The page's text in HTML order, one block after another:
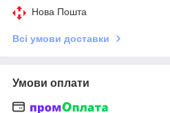
Нова Пошта
Всі умови доставки
Умови оплати